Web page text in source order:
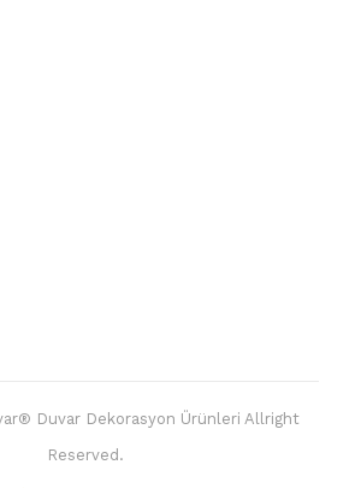
Duvar Dekorasyon Ürünleri Allright
Reserved.